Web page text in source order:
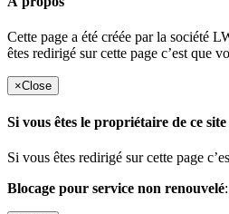
Cette page a été créée par la société
êtes redirigé sur cette page c’est que
×Close
Si vous êtes le propriétaire de ce
Si vous êtes redirigé sur cette page
Blocage pour service non renouvelé